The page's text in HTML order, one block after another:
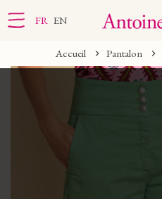
FR EN
Accueil Pantalon